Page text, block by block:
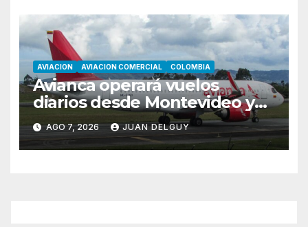
AVIACION AVIACION COMERCIAL COLOMBIA
Avianca operará vuelos
diarios desde Montevideo y
Asunción hacia Bogotá
AGO 7, 2026 JUAN DELGUY